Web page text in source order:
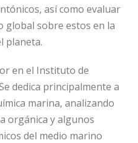
así como evaluar
global sobre estos en la
planeta.
en el Instituto de
dedica principalmente a
marina, analizando
orgánica y algunos
del medio marino